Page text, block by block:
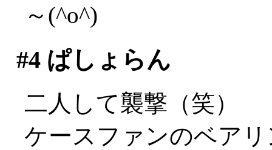
～(^o^)
#4ぱしょらん
二人して襲撃（笑）
ケースファンのベア